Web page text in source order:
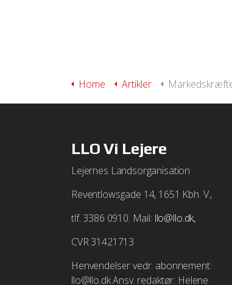
Home Artikler Markedskræfter
LLO Vi Lejere
Lejernes Landsorganisation
Reventlowsgade 14, 1651 Kbh. V.,
tlf. 3386 0910. Mail: llo@llo.dk,
CVR 31421713
Henvendelser vedr. abonnement:
llo@llo.dk Ansv. redaktør: Helene